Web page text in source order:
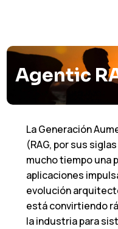
Agentic
La Generación
(RAG, por sus
mucho tiempo una
aplicaciones
evolución
está convirtiendo
la industria para